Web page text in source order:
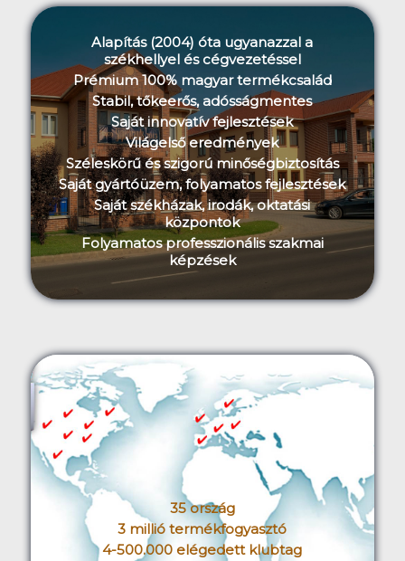
Alapítás (2004) óta ugyanazzal a
székhellyel és cégvezetéssel
Prémium 100% magyar termékcsalád
Stabil, tőkeerős, adósságmentes
Saját innovatív fejlesztések
Világelső eredmények
Széleskörű és szigorú minőségbiztosítás
Saját gyártóüzem, folyamatos fejlesztések
Saját székházak, irodák, oktatási
központok
Folyamatos professzionális szakmai
képzések
35 ország
3 millió termékfogyasztó
4-500.000 elégedett klubtag